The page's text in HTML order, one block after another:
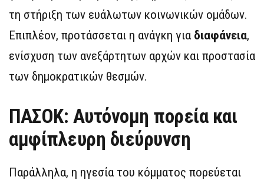
τη στήριξη των ευάλωτων κοινωνικών ομάδων.
Επιπλέον, προτάσσεται η ανάγκη για διαφάνεια,
ενίσχυση των ανεξάρτητων αρχών και προστασία
των δημοκρατικών θεσμών.
ΠΑΣΟΚ: Αυτόνομη πορεία και
αμφίπλευρη διεύρυνση
Παράλληλα, η ηγεσία του κόμματος πορεύεται